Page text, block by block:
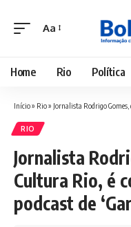
Font
Aa
Home Rio Política
Início» Rio» Jornalista Rodrigo Gomes,
RIO
Jornalista
Cultura Rio, é
podcast de